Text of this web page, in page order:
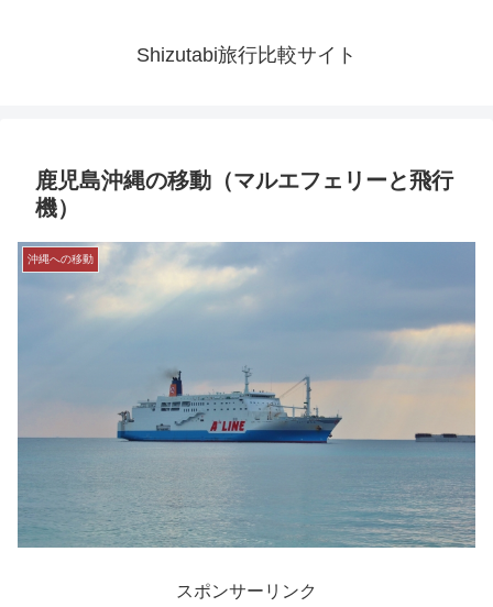
Shizutabi旅行比較サイト
鹿児島沖縄の移動（マルエフェリーと飛行
機）
沖縄への移動
スポンサーリンク